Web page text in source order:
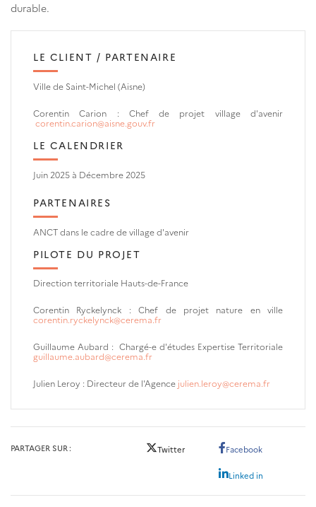
durable.
LE CLIENT / PARTENAIRE
Ville de Saint-Michel (Aisne)
Corentin Carion : Chef de projet village d'avenir
corentin.carion@aisne.gouv.fr
LE CALENDRIER
Juin 2025 à Décembre 2025
PARTENAIRES
ANCT dans le cadre de village d'avenir
PILOTE DU PROJET
Direction territoriale Hauts-de-France
Corentin Ryckelynck :Chef de projet nature en ville
corentin.ryckelynck@cerema.fr
Guillaume Aubard : Chargé-e d'études Expertise Territoriale
guillaume.aubard@cerema.fr
Julien Leroy : Directeur de l'Agence julien.leroy@cerema.fr
PARTAGER SUR Twitter Facebook
Linked in